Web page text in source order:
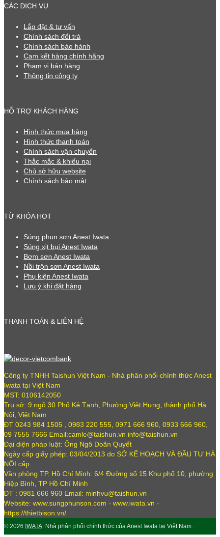
CÁC DỊCH VỤ
Lắp đặt & tư vấn
Chính sách đổi trả
Chính sách bảo hành
Cam kết hàng chính hãng
Phạm vi bán hàng
Thông tin công ty
HỖ TRỢ KHÁCH HÀNG
Hình thức mua hàng
Hình thức thanh toán
Chính sách vận chuyển
Thắc mắc & khiếu nại
Chủ sở hữu website
Chính sách bảo mật
TỪ KHÓA HOT
Súng phun sơn Anest Iwata
Súng xịt bụi Anest Iwata
Bơm sơn Anest Iwata
Nồi trộn sơn Anest Iwata
Phụ kiện Anest Iwata
Lưu ý khi đặt hàng
THANH TOÁN & LIÊN HỆ
Công ty TNHH Taishun Việt Nam - Nhà phân phối chính thức Anest
Iwata tại Việt Nam
MST: 0106142050
Trụ sở: 9 ngõ 30 Phố Kẻ Tạnh, Phường Việt Hưng, thành phố Hà
Nội, Việt Nam
ĐT 0243 984 1505 , 0983 220 555, 0971 666 960, 0933 666 960,
09 7555 7666 Email:camle@taishun.vn info@taishun.vn
Đại diện pháp luật: Ông Ngô Doãn Quyết
Ngày cấp giấy phép: 03/04/2013 do SỞ KẾ HOẠCH VÀ ĐẦU TƯ HÀ
NỘI cấp
Văn phòng TP. Hồ Chí Minh: 6/4 Đường số 15 Khu phố 10, phường
Hiệp Bình, TP Hồ Chí Minh
ĐT : 0981 666 960 Email: minhvu@taishun.vn
Website: www.sungphunson.com - www.iwata.vn -
https://thietbison.vn/
© 2026 IWATA. Nhà phân phối chính thức của Anest Iwata tại Việt Nam .